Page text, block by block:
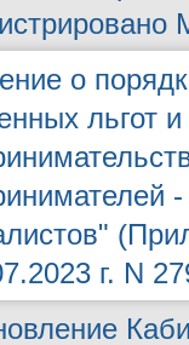
о
льгот
г. N